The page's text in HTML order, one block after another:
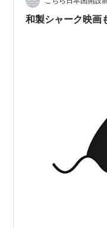
和製シャーク映画